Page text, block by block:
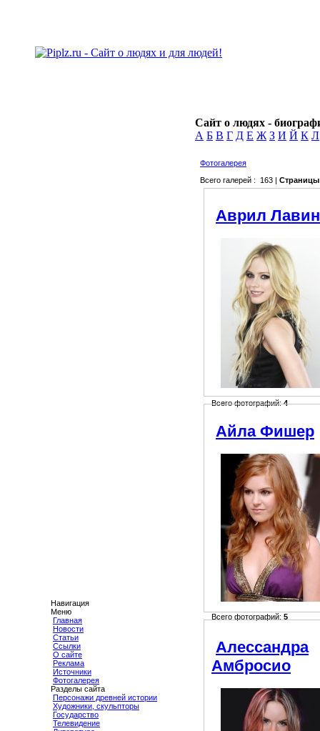
Сайт о людях -
А Б В Г Д Е Ж З И Й К Л
Навигация
Меню
Главная
Новости
Статьи
Ссылки
О сайте
Реклама
Источники
Фотогалерея
Разделы сайта
Персонажи древней истории
Художники, скульпторы
Государство
Телевидение
Фотогалерея
Всего галерей : 163 | Страницы
Аврил Лавин
Всего фотографий:4
Айла Фишер
Всего фотографий: 5
Алессандра
Амбросио